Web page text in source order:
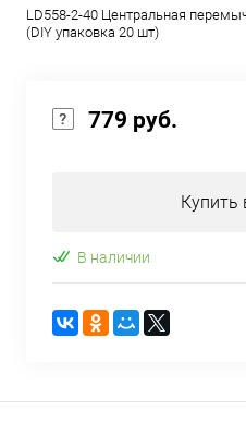
LD558-2-40 Центральная
(DIY упаковка 20 шт)
779 руб.
Купить
В наличии